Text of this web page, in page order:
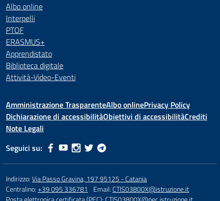
Albo online
Interpelli
PTOF
ERASMUS+
Apprendistato
Biblioteca digitale
Attività-Video-Eventi
Amministrazione TrasparenteAlbo onlinePrivacy Policy
Dichiarazione di accessibilitàObiettivi di accessibilitàCrediti
Note Legali
Seguici su:
Indirizzo:Via Passo Gravina, 197 95125 - Catania
Centralino:+39 095 336781 Email:CTIS03800X@istruzione.it